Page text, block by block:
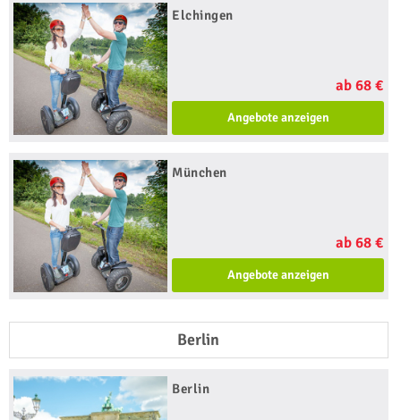
Elchingen
ab 68 €
Angebote anzeigen
München
ab 68 €
Angebote anzeigen
Berlin
Berlin